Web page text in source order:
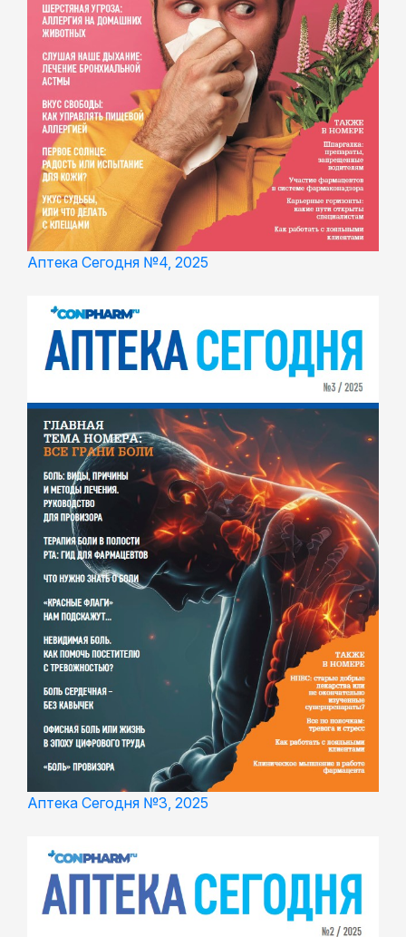
Аптека Сегодня №4, 2025
Аптека Сегодня №3, 2025